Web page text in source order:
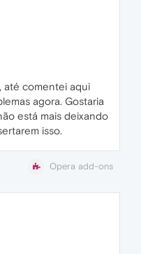
até comentei aqui
agora. Gostaria
está mais deixando
isso.
Opera add-ons